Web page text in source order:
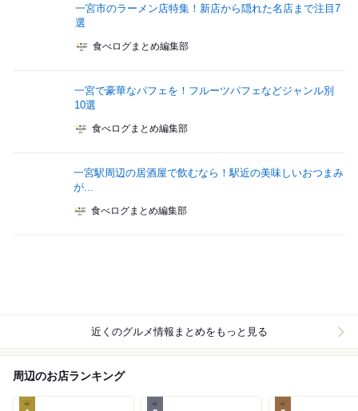
一宮市のラーメン店特集！新店から隠れた名店まで注目7
選
食べログまとめ編集部
一宮で豪華なパフェを！フルーツパフェなどジャンル別
10選
食べログまとめ編集部
一宮駅周辺の居酒屋で飲むなら！駅近の美味しいおつまみ
が...
食べログまとめ編集部
近くのグルメ情報まとめをもっと見る
周辺のお店ランキング